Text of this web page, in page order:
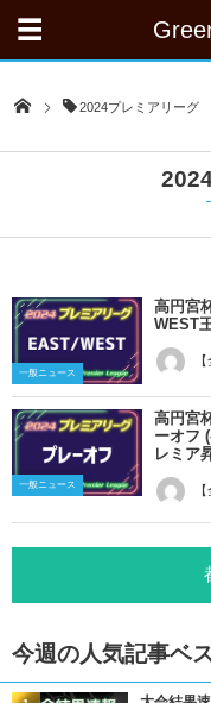
2024プレミアリーグ
一般ニュース
高円宮
WEST
一般ニュース
高円宮
ーオフ
レミア
今週の人気記事ベ